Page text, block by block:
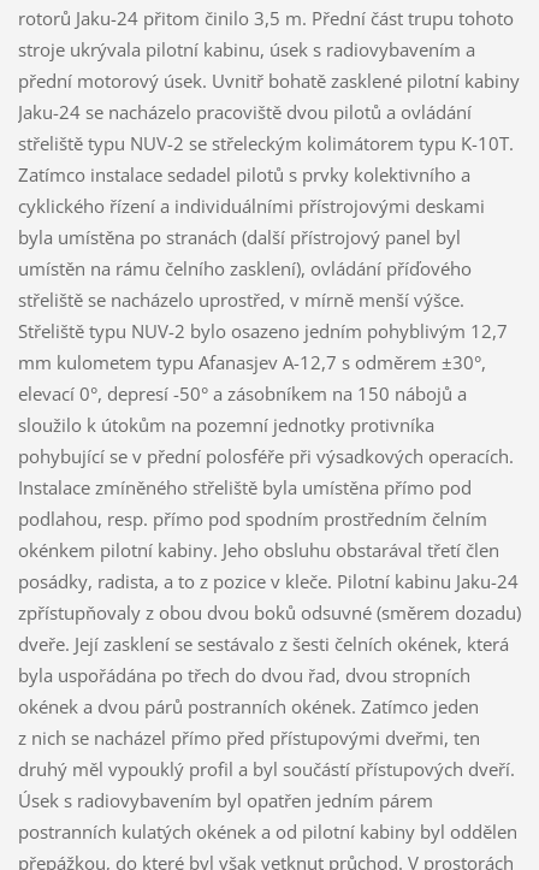
rotorů Jaku-24 přitom činilo 3,5 m. Přední část trupu tohoto
stroje ukrývala pilotní kabinu, úsek s radiovybavením a
přední motorový úsek. Uvnitř bohatě zasklené pilotní kabiny
Jaku-24 se nacházelo pracoviště dvou pilotů a ovládání
střeliště typu NUV-2 se střeleckým kolimátorem typu K-10T.
Zatímco instalace sedadel pilotů s prvky kolektivního a
cyklického řízení a individuálními přístrojovými deskami
byla umístěna po stranách (další přístrojový panel byl
umístěn na rámu čelního zasklení), ovládání příďového
střeliště se nacházelo uprostřed, v mírně menší výšce.
Střeliště typu NUV-2 bylo osazeno jedním pohyblivým 12,7
mm kulometem typu Afanasjev A-12,7 s odměrem ±30°,
elevací 0°, depresí -50° a zásobníkem na 150 nábojů a
sloužilo k útokům na pozemní jednotky protivníka
pohybující se v přední polosféře při výsadkových operacích.
Instalace zmíněného střeliště byla umístěna přímo pod
podlahou, resp. přímo pod spodním prostředním čelním
okénkem pilotní kabiny. Jeho obsluhu obstarával třetí člen
posádky, radista, a to z pozice v kleče. Pilotní kabinu Jaku-24
zpřístupňovaly z obou dvou boků odsuvné (směrem dozadu)
dveře. Její zasklení se sestávalo z šesti čelních okének, která
byla uspořádána po třech do dvou řad, dvou stropních
okének a dvou párů postranních okének. Zatímco jeden
z nich se nacházel přímo před přístupovými dveřmi, ten
druhý měl vypouklý profil a byl součástí přístupových dveří.
Úsek s radiovybavením byl opatřen jedním párem
postranních kulatých okének a od pilotní kabiny byl oddělen
přepážkou, do které byl však vetknut průchod. V prostorách